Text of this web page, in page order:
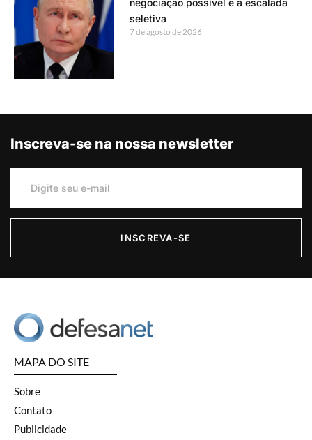
negociação possível e a escalada
seletiva
7 de agosto de 2026
Inscreva-se na nossa newsletter
INSCREVA-SE
MAPA DO SITE
Sobre
Contato
Publicidade